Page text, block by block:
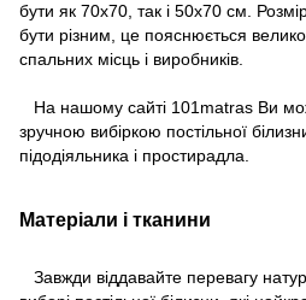
бути як 70х70, так і 50х70 см.
бути різним, це пояснюється
спальних місць і виробників.
На нашому сайті 101matras Ви
зручною вибіркою постільної
підодіяльника і простирадла.
Матеріали і тканини
Завжди віддавайте перевагу